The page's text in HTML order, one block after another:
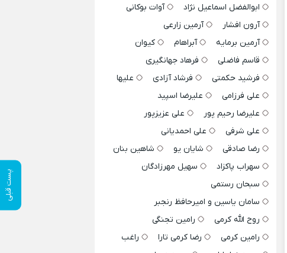
پست قبلی
ابوالفضل اسماعیل نژاد
آوات بوکانی
آرون افشار
آرمین زارعی
آرمین برمایه
آبراهام
کیوان
قاسم فاضلی
فرهاد جهانگیری
فرشید حکمتی
فرشاد آزادی
علیها
علی فرزامی
علیرضا اسپید
علیرضا رحیم پور
علی عزیزپور
علی شرفی
علی احمدیانی
رضا صادقی
شایان یو
شاهین بنان
سهراب پاکزاد
سهیل مهرزادگان
سبحان رستمی
سامان یاسین و امیرحافظ رنجبر
روح الله کرمی
رامین تجنگی
رامین کرمی
رضا کرمی تارا
راغب